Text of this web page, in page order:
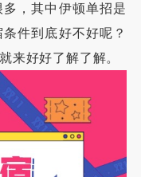
，其中伊顿单招是
件到底好不好呢？
来好好了解了解。